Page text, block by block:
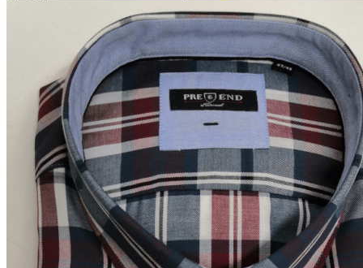
Puvut ja blazerit
Puvut
Puvuntakit ja blazerit
Miesten housut
Miesten housut
Miesten farkut
Miesten collegehousut
Miesten shortsit
Miesten asusteet
Vyöt ja olkaimet
Solmiot, rusetit ja taskuliinat
Miesten päähineet, huivit ja käsineet
Miesten yöasut ja alusvaatteet
Miesten alusvaatteet
Miesten sukat
Miesten yöasut